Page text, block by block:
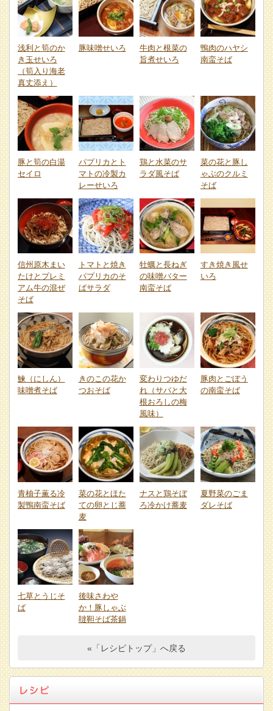
浅利と筍のか
き玉せいろ
（筍入り海老
真丈添え）
豚味噌せいろ
牛肉と根菜の
旨煮せいろ
鴨肉のハヤシ
南蛮そば
豚と筍の白湯
セイロ
パプリカとト
マトの冷製カ
レーせいろ
鶏と水菜のサ
ラダ風そば
菜の花と豚し
ゃぶのクルミ
そば
信州原木まい
たけとプレミ
アム牛の混ぜ
そば
トマトと焼き
パプリカのそ
ばサラダ
牡蠣と長ねぎ
の味噌バター
南蛮そば
すき焼き風せ
いろ
鰊（にしん）
味噌煮そば
きのこの花か
つおそば
変わりつゆだ
れ（サバと大
根おろしの梅
風味）
豚肉とごぼう
の南蛮そば
青柚子薫る冷
製鴨南蛮そば
菜の花とほた
ての卵とじ蕎
麦
ナスと鶏そぼ
ろ冷かけ蕎麦
夏野菜のごま
ダレそば
七草とうじそ
ば
後味さわや
か！豚しゃぶ
韃靼そば茶鍋
«「レシピトップ」へ戻る